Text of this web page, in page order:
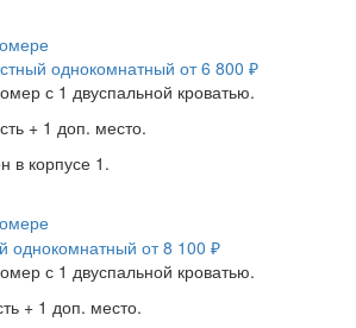
однокомнатный от 6 800 ₽
с 1 двуспальной кроватью.
+ 1 доп. место.
в корпусе 1.
однокомнатный от 8 100 ₽
с 1 двуспальной кроватью.
+ 1 доп. место.